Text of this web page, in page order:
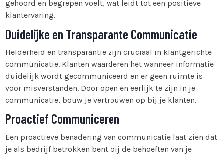
gehoord en begrepen voelt, wat leidt tot een positieve
klantervaring.
Duidelijke en Transparante Communicatie
Helderheid en transparantie zijn cruciaal in klantgerichte
communicatie. Klanten waarderen het wanneer informatie
duidelijk wordt gecommuniceerd en er geen ruimte is
voor misverstanden. Door open en eerlijk te zijn in je
communicatie, bouw je vertrouwen op bij je klanten.
Proactief Communiceren
Een proactieve benadering van communicatie laat zien dat
je als bedrijf betrokken bent bij de behoeften van je